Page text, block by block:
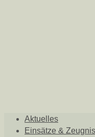
Aktuelles
Einsätze &